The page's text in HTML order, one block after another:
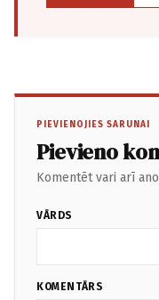
PIEVIENOJIES SARUNAI
Pievieno
Komentēt vari arī
VĀRDS
KOMENTĀRS